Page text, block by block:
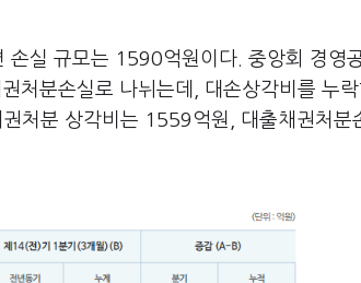
손실 규모는 1590억원이다. 중앙회 경영
처분손실로 나뉘는데, 대손상각비를 누
처분 상각비는 1559억원, 대출채권처분